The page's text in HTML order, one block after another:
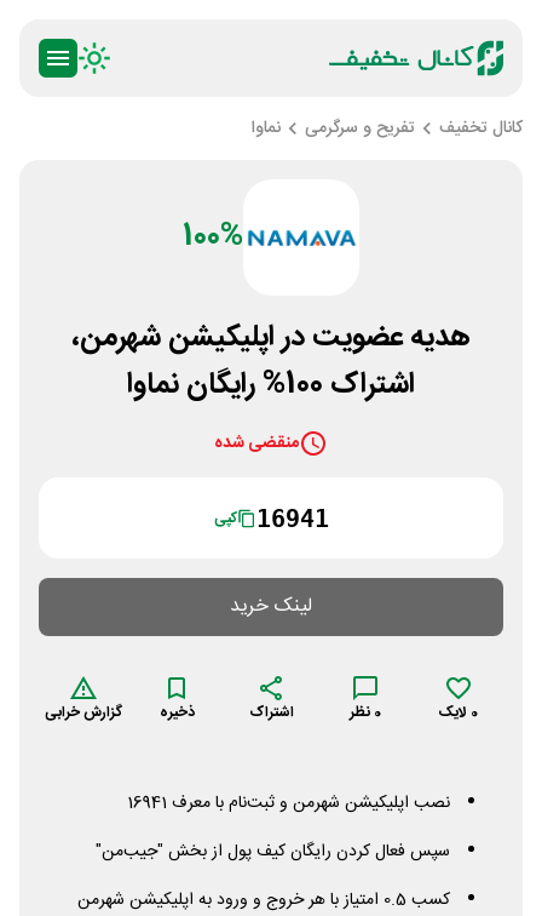
کانال تخفیف تفریح و سرگرمی نماوا
100%
هدیه عضویت در اپلیکیشن شهرمن،
اشتراک 100% رایگان نماوا
منقضی شده
16941 کپی
لینک خرید
0 لایک 0 نظر اشتراک ذخیره گزارش خرابی
نصب اپلیکیشن شهرمن و ثبت‌نام با معرف 16941
سپس فعال کردن رایگان کیف پول از بخش "جیب‌من"
کسب 0.5 امتیاز با هر خروج و ورود به اپلیکیشن شهرمن